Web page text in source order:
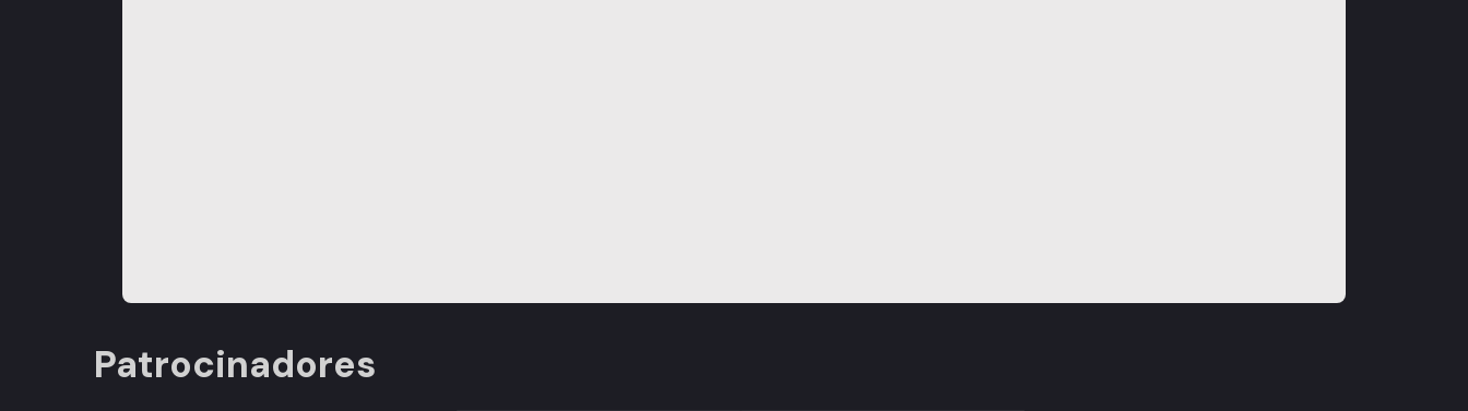
Patrocinadores